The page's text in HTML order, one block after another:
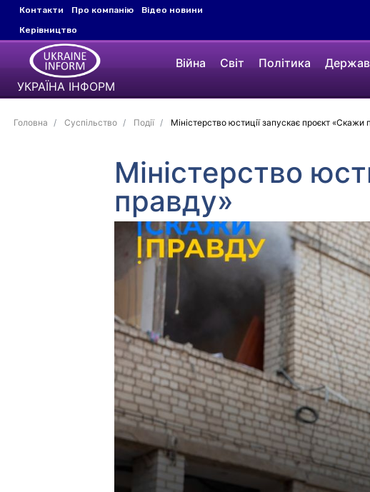
Контакти Про компанію
Відео новини
Керівництво
УКРАЇНА ІНФОРМ
Війна Світ Політика
Головна Суспільство Події Міністерство юстиції запускає проєкт «Скажи
Міністерство
правду»